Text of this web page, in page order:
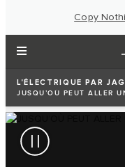
Copy
L'ÉLECTRIQUE PAR
JUSQU’OÙ PEUT ALLER